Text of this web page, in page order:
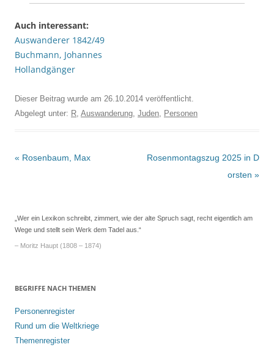
Auch interessant:
Auswanderer 1842/49
Buchmann, Johannes
Hollandgänger
Dieser Beitrag wurde am 26.10.2014 veröffentlicht.
Abgelegt unter: R, Auswanderung, Juden, Personen
Beitrags-
« Rosenbaum, Max
Rosenmontagszug 2025 in D
orsten »
„Wer ein Lexikon schreibt, zimmert, wie der alte Spruch sagt, recht eigentlich am
Wege und stellt sein Werk dem Tadel aus.“
– Moritz Haupt (1808 – 1874)
BEGRIFFE NACH THEMEN
Personenregister
Rund um die Weltkriege
Themenregister